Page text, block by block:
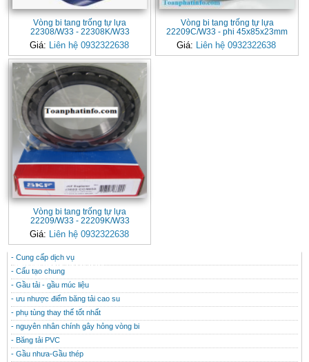
Vòng bi tang trống tự lựa
22308/W33 - 22308K/W33
Giá: Liên hệ 0932322638
Vòng bi tang trống tự lựa
22209C/W33 - phi 45x85x23mm
Giá: Liên hệ 0932322638
Vòng bi tang trống tự lựa
22209/W33 - 22209K/W33
Giá: Liên hệ 0932322638
CONTACT
THÔNG TIN HỮU ÍCH
- Cung cấp dịch vụ
- Cấu tạo chung
- Gầu tải - gầu múc liệu
- ưu nhược điểm băng tải cao su
- phụ tùng thay thế tốt nhất
- nguyên nhân chính gây hỏng vòng bi
- Băng tải PVC
- Gầu nhưa-Gầu thép